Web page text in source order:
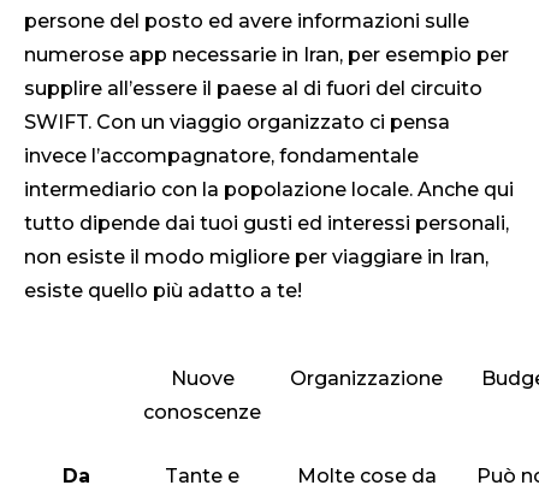
persone del posto ed avere informazioni sulle
numerose app necessarie in Iran, per esempio per
supplire all’essere il paese al di fuori del circuito
SWIFT. Con un viaggio organizzato ci pensa
invece l’accompagnatore, fondamentale
intermediario con la popolazione locale. Anche qui
tutto dipende dai tuoi gusti ed interessi personali,
non esiste il modo migliore per viaggiare in Iran,
esiste quello più adatto a te!
Nuove
conoscenze
Organizzazione
Da Tante e Molte cose da Può